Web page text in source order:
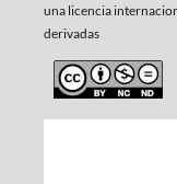
una licencia
derivadas